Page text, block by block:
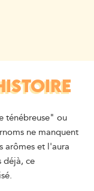
ténébreuse" ou
ne manquent
arômes et l'aura
déjà, ce